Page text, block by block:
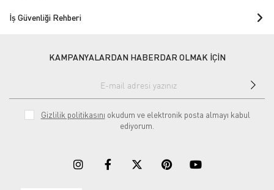
İş Güvenliği Rehberi
KAMPANYALARDAN HABERDAR OLMAK İÇİN
Gizlilik politikasını okudum ve elektronik posta almayı kabul
ediyorum.